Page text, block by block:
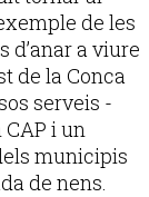
de les
d’anar a viure
de la Conca
serveis -
i un
municipis
de nens.